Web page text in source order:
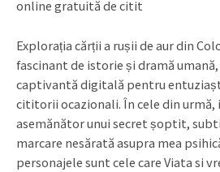
online gratuită de citit
Explorația cărții a rușii de aur din
fascinant de istorie și dramă
captivantă digitală pentru
cititorii ocazionali. În cele din
asemănător unui secret șoptit,
marcare nesărată asupra mea
personajele sunt cele care Viata si